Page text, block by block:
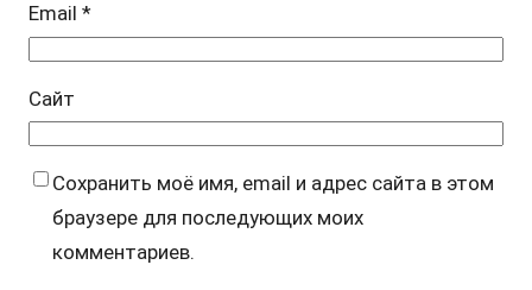
Email *
Сайт
Сохранить моё имя, email и адрес сайта в этом
браузере для последующих моих
комментариев.